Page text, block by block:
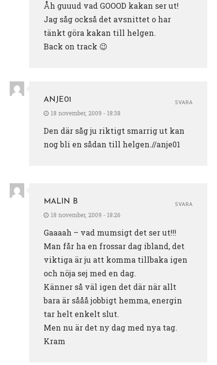
Åh guuud vad GOOOD kakan ser ut!
Jag såg också det avsnittet o har
tänkt göra kakan till helgen.
Back on track 😉
ANJE01
18 november, 2009 - 18:38
Den där såg ju riktigt smarrig ut kan
nog bli en sådan till helgen.//anje01
SVARA
MALIN B
18 november, 2009 - 18:26
Gaaaah – vad mumsigt det ser ut!!!
Man får ha en frossar dag ibland, det
viktiga är ju att komma tillbaka igen
och nöja sej med en dag.
Känner så väl igen det där när allt
bara är sååå jobbigt hemma, energin
tar helt enkelt slut.
Men nu är det ny dag med nya tag.
Kram
SVARA